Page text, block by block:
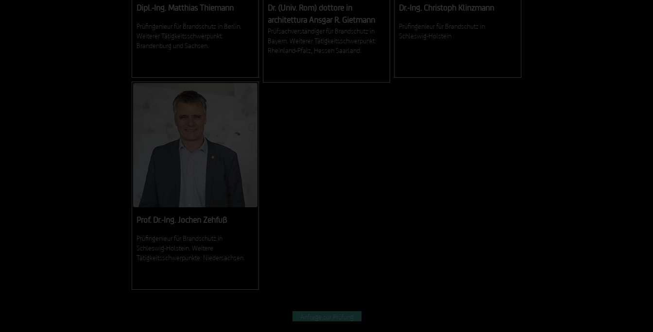
Dipl.-Ing. Matthias Thiemann
Prüfingenieur für Brandschutz in Berlin.
Weiterer Tätigkeitsschwerpunkt:
Brandenburg und Sachsen.
Prof. Dr.-Ing. Jochen Zehfuß
Prüfingenieur für Brandschutz in
Schleswig-Holstein. Weitere
Tätigkeitsschwerpunkte: Niedersachsen.
Dr. (Univ. Rom) dottore in
architettura Ansgar R. Gietmann
Prüfsachverständiger für Brandschutz in
Bayern. Weiterer Tätigkeitsschwerpunkt:
Rheinland-Pfalz, Hessen Saarland.
Dr.-Ing. Christoph Klinzmann
Prüfingenieur für Brandschutz in
Schleswig-Holstein
Anfrage zur Prüfung